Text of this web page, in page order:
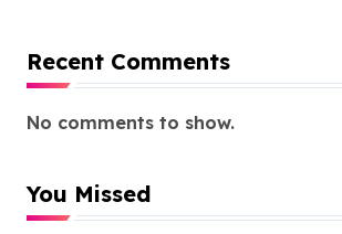
Recent Comments
No comments to show.
You Missed